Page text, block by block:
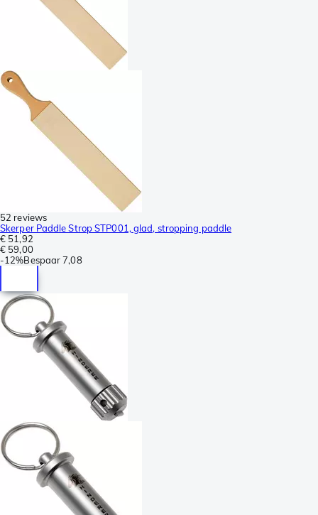
52 reviews
Skerper Paddle Strop STP001, glad, stropping paddle
€ 51,92
€ 59,00
-12%Bespaar 7,08